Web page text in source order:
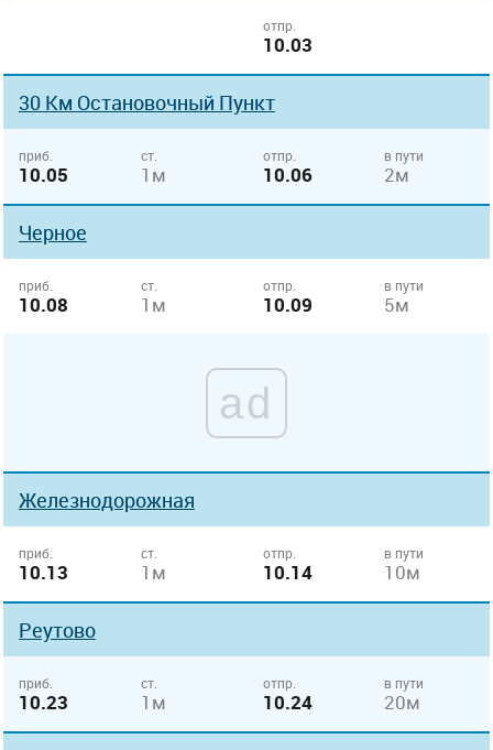
отпр.
10.03
30 Км Остановочный Пункт
приб.
10.05
ст.
1м
отпр.
10.06
в пути
2м
Черное
приб.
10.08
ст.
1м
отпр.
10.09
в пути
5м
ad
Железнодорожная
приб.
10.13
ст.
1м
отпр.
10.14
в пути
10м
Реутово
приб.
10.23
ст.
1м
отпр.
10.24
в пути
20м